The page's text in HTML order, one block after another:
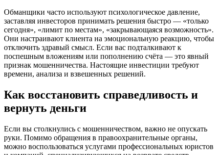
Обманщики часто используют психологическое давление,
заставляя инвесторов принимать решения быстро — «только
сегодня», «лимит по местам», «закрывающаяся возможность».
Они настраивают клиента на эмоциональную реакцию, чтобы
отключить здравый смысл. Если вас подталкивают к
поспешным вложениям или пополнению счёта — это явный
признак мошенничества. Настоящие инвестиции требуют
времени, анализа и взвешенных решений.
Как восстановить справедливость и
вернуть деньги
Если вы столкнулись с мошенничеством, важно не опускать
руки. Помимо обращения в правоохранительные органы,
можно воспользоваться услугами профессиональных юристов